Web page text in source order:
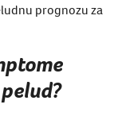
prognozu za